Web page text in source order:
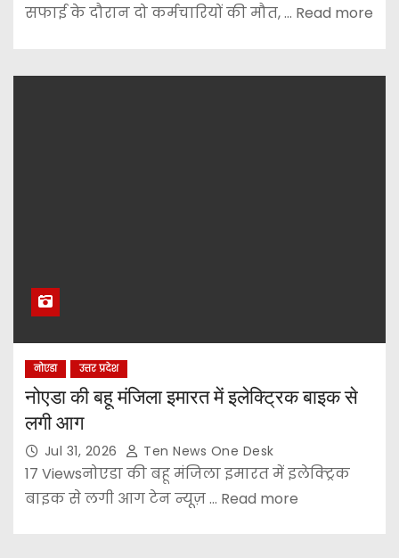
सफाई के दौरान दो कर्मचारियों की मौत, ... Read more
नोएडा उत्तर प्रदेश
नोएडा की बहू मंजिला इमारत में इलेक्ट्रिक बाइक से
लगी आग
Jul 31, 2026 Ten News One Desk
17 Viewsनोएडा की बहू मंजिला इमारत में इलेक्ट्रिक
बाइक से लगी आग टेन न्यूज़ ... Read more